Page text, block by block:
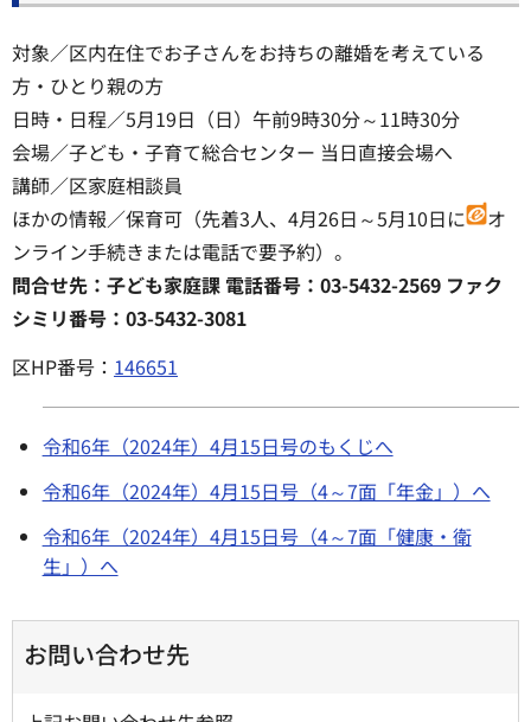
対象／区内在住でお子さんをお持ちの離婚を考えている
方・ひとり親の方
日時・日程／5月19日（日）午前9時30分～11時30分
会場／子ども・子育て総合センター 当日直接会場へ
講師／区家庭相談員
ほかの情報／保育可（先着3人、4月26日～5月10日に
オ
ンライン手続きまたは電話で要予約）。
問合せ先：子ども家庭課 電話番号：03-5432-2569 ファク
シミリ番号：03-5432-3081
区HP番号： 146651
令和6年（2024年）4月15日号のもくじへ
令和6年（2024年）4月15日号（4～7面「年金」）へ
令和6年（2024年）4月15日号（4～7面「健康・衛
生」）へ
お問い合わせ先